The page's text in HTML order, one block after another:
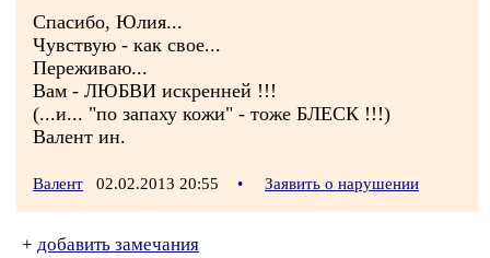
Спасибо, Юлия...
Чувствую - как свое...
Переживаю...
Вам - ЛЮБВИ искренней !!!
(...и... "по запаху кожи" - тоже БЛЕСК !!!)
Валент ин.
Валент 02.02.2013 20:55 • Заявить о нарушении
+ добавить замечания